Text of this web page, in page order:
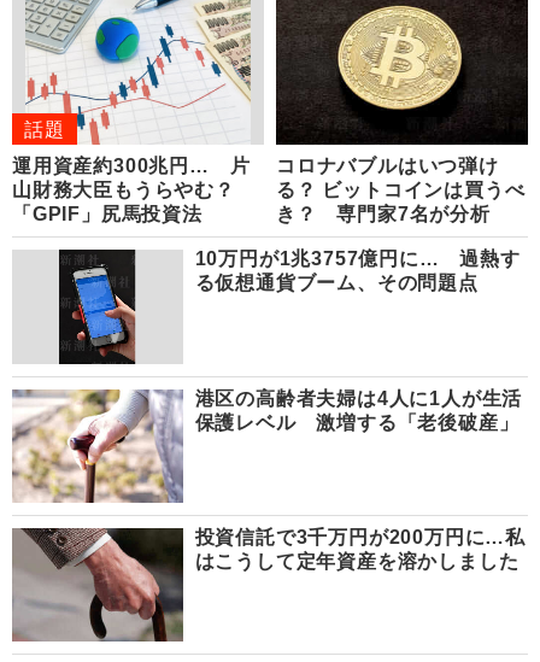
話題
運用資産約300兆円… 片
山財務大臣もうらやむ？
「GPIF」尻馬投資法
コロナバブルはいつ弾け
る？ ビットコインは買うべ
き？ 専門家7名が分析
10万円が1兆3757億円に… 過熱す
る仮想通貨ブーム、その問題点
港区の高齢者夫婦は4人に1人が生活
保護レベル 激増する「老後破産」
投資信託で3千万円が200万円に…私
はこうして定年資産を溶かしました